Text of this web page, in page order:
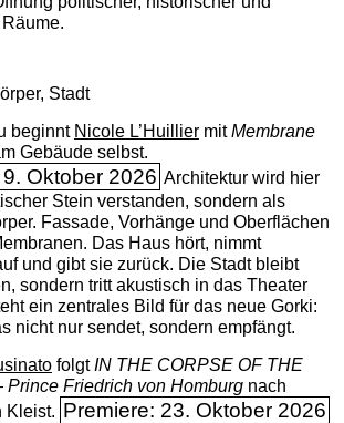
Stadt
beginnt Nicole L’Huilliermit ­Membrane
Gebäude selbst.
Oktober 2026 Architektur wird hier
Stein verstanden, sondern als
Fassade, Vorhänge und Oberflächen
Das Haus hört, nimmt
und gibt sie zurück. Die Stadt bleibt
sondern tritt akustisch in das Theater
ein zentrales Bild für das neue Gorki:
nicht nur sendet, sondern empfängt.
folgtIN THE CORPSE OF THE
Prince Friedrich von Homburgnach
Kleist. Premiere: 23. Oktober 2026